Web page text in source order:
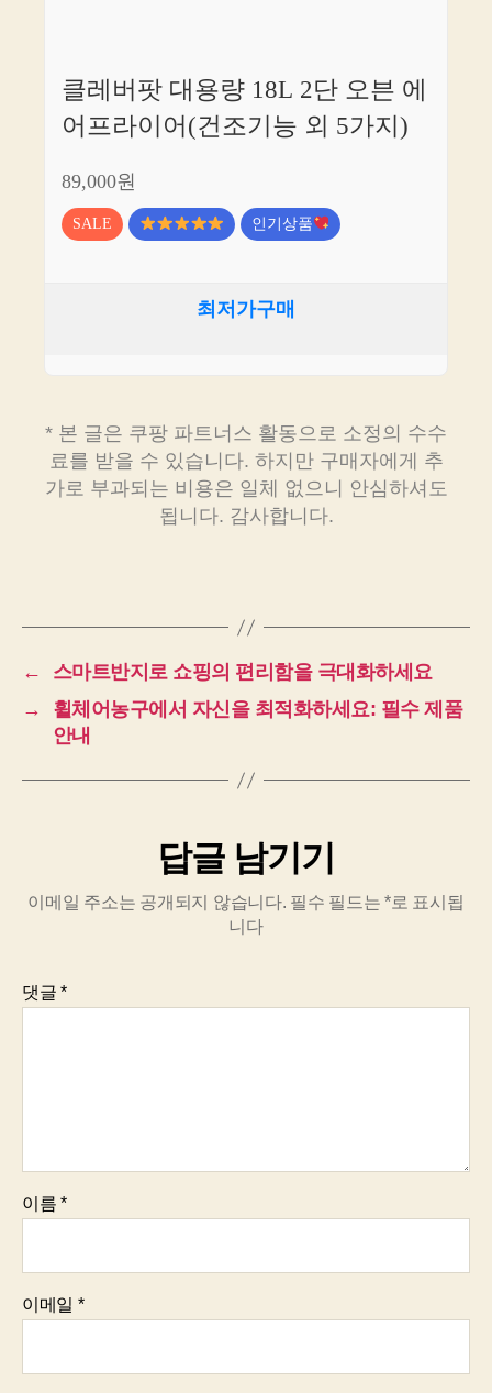
클레버팟 대용량 18L 2단 오븐 에
어프라이어(건조기능 외 5가지)
89,000원
SALE 인기상품
최저가구매
* 본 글은 쿠팡 파트너스 활동으로 소정의 수수
료를 받을 수 있습니다. 하지만 구매자에게 추
가로 부과되는 비용은 일체 없으니 안심하셔도
됩니다. 감사합니다.
←
스마트반지로 쇼핑의 편리함을 극대화하세요
→
휠체어농구에서 자신을 최적화하세요: 필수 제품
안내
답글 남기기
이메일 주소는 공개되지 않습니다. 필수 필드는*로 표시됩
니다
댓글*
이름*
이메일 *